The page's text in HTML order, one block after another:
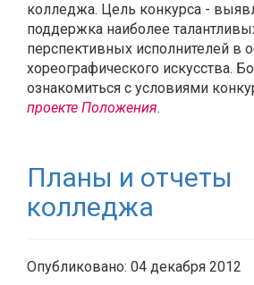
колледжа. Цель конкурса -
поддержка наиболее
перспективных исполнителей в
хореографического искусства.
ознакомиться с условиями
проекте Положения.
Планы и отчеты
колледжа
Опубликовано: 04 декабря 2012